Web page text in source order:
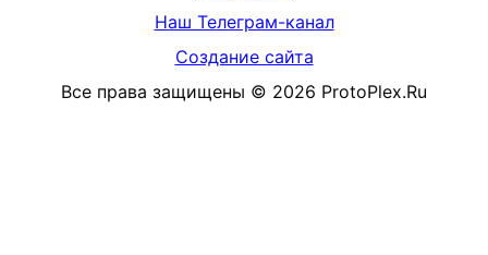
Наш Телеграм-канал
Создание сайта
Все права защищены © 2026 ProtoPlex.Ru